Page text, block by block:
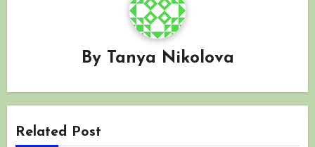
By Tanya Nikolova
Related Post